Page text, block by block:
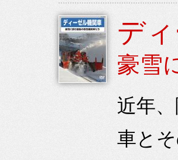
デ
豪雪
近年
車と